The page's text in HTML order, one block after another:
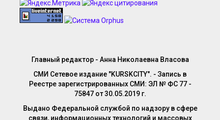
Главный редактор - Анна Николаевна Власова
СМИ Сетевое издание "KURSKCITY". - Запись в
Реестре зарегистрированных СМИ: ЭЛ № ФС 77 -
75847 от 30.05.2019 г.
Выдано Федеральной службой по надзору в сфере
связи, информационных технологий и массовых